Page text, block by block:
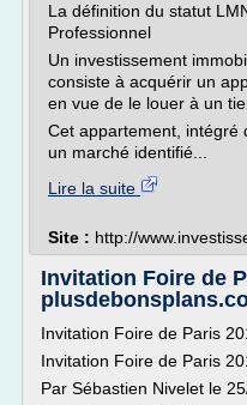
La définition du statut
Professionnel
Un investissement
consiste à acquérir un
en vue de le louer à un
Cet appartement, intégré
un marché identifié...
Lire la suite
Site : http://
Invitation Foire de
Invitation Foire de Paris
Invitation Foire de Paris
Par Sébastien Nivelet le